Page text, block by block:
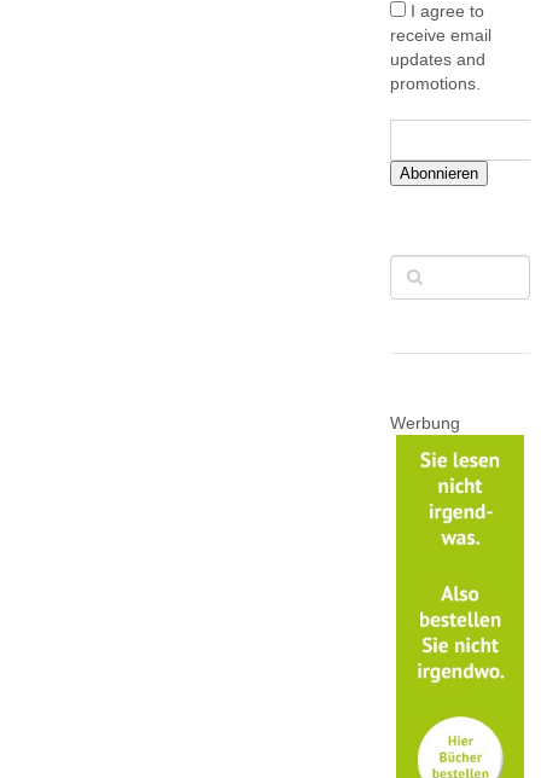
I agree to
receive email
updates and
promotions.
Abonnieren
Werbung